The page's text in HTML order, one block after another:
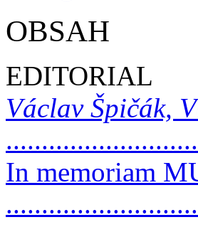
OBSAH
EDITORIAL
Václav Špičák,
In memoriam